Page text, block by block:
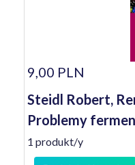
9,00 PLN
Steidl Robert,
Problemy
1 produkt/y